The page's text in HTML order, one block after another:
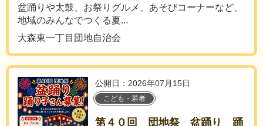
盆踊りや太鼓、お祭りグルメ、あそびコーナーなど、
地域のみんなでつくる夏...
大森東一丁目団地自治会
公開日：2026年07月15日
こども・若者
第４０回 団地祭 盆踊り 踊